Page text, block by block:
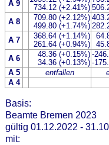
A 9
734.12 (+2.41%)
A 8
709.80 (+2.12%)
499.80 (+1.74%)
A 7
368.64 (+1.14%)
261.64 (+0.94%)
A 6
48.36 (+0.15%)
34.36 (+0.13%)
-
-
A 5
entfallen
A 4
Basis:
Beamte Bremen 2023
gültig 01.12.2022 -
mit: